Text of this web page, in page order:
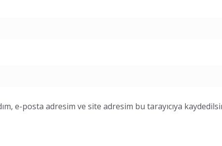
e-posta adresim ve site adresim bu tarayıcıya